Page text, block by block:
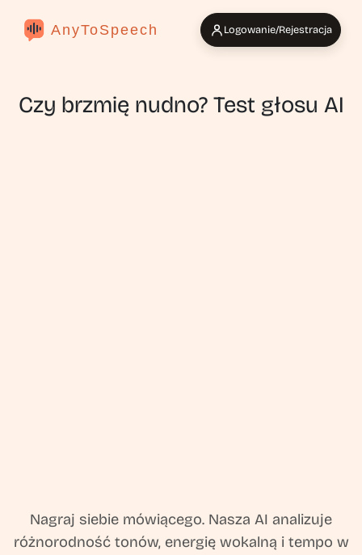
AnyToSpeech Logowanie/Rejestracja
Czy brzmię nudno? Test głosu AI
Nagraj siebie mówiącego. Nasza AI analizuje
różnorodność tonów, energię wokalną i tempo w